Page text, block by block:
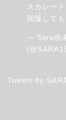
スカレート
我慢して
— Sara@
Tweets by